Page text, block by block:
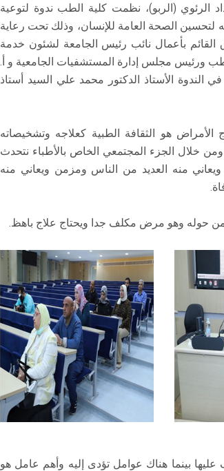
الرئوي (الربو)، نظمت كلية الطب ندوة لتوعية
لتحسين الصحة العامة للإنسان، وذلك تحت رعاية
بأعمال نائب رئيس الجامعة لشئون خدمة
ورئيس مجلس إدارة المستشفيات الجامعية و أ.
الندوة الأستاذ الدكتور محمد علي السيد أستاذ
هو الثقافة الطبية كعلاجه وتشخيصاته
خلال الجزء المجتمعي الخاص بالأطباء نتحدث
منه العديد من الناس ومزمن ويعاني منه
حوله وهو مرض مكلف جدا ويحتاج علاج باهظ.
بينما هناك عوامل تؤدى إليه وأهم عامل هو